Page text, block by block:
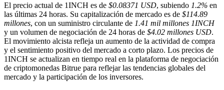
El precio actual de 1INCH es de $0.08371 USD, subiendo 1.2% en
las últimas 24 horas. Su capitalización de mercado es de $114.89
millones, con un suministro circulante de 1.41 mil millones 1INCH
y un volumen de negociación de 24 horas de $4.02 millones USD.
El movimiento alcista refleja un aumento de la actividad de compra
y el sentimiento positivo del mercado a corto plazo. Los precios de
1INCH se actualizan en tiempo real en la plataforma de negociación
de criptomonedas Bitrue para reflejar las tendencias globales del
mercado y la participación de los inversores.